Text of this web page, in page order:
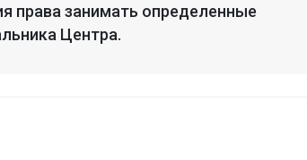
права занимать определенные
Центра.